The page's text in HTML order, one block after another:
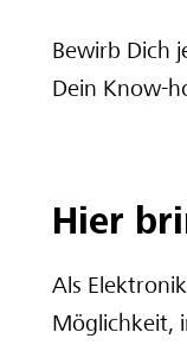
Bewirb Dich
Dein Know-
Hier
Als
Möglichkeit,